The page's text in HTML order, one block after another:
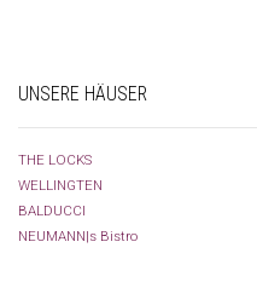
UNSERE HÄUSER
THE LOCKS
WELLINGTEN
BALDUCCI
NEUMANN|s Bistro